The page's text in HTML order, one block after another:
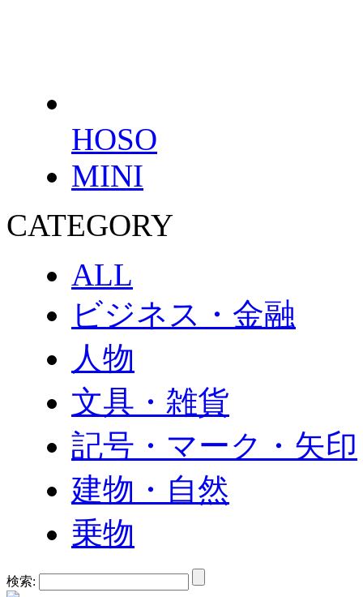
HOSO
MINI
CATEGORY
ALL
ビジネス・金融
人物
文具・雑貨
記号・マーク・矢印
建物・自然
乗物
検索: